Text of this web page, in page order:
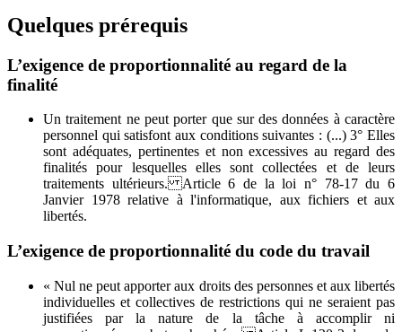
Quelques prérequis
L’exigence de proportionnalité au regard de la
finalité
Un traitement ne peut porter que sur des données à caractère
personnel qui satisfont aux conditions suivantes : (...) 3° Elles
sont adéquates, pertinentes et non excessives au regard des
finalités pour lesquelles elles sont collectées et de leurs
traitements ultérieurs. Article 6 de la loi n° 78-17 du 6
Janvier 1978 relative à l'informatique, aux fichiers et aux
libertés.
L’exigence de proportionnalité du code du travail
« Nul ne peut apporter aux droits des personnes et aux libertés
individuelles et collectives de restrictions qui ne seraient pas
justifiées par la nature de la tâche à accomplir ni